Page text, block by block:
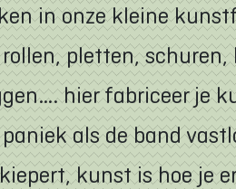
in onze kleine
pletten, schuren,
hier fabriceer je
als de band
kunst is hoe je